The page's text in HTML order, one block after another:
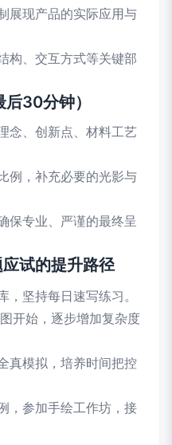
展现产品的实际应用与
构、交互方式等关键部
30分钟）
念、创新点、材料工艺
例，补充必要的光影与
保专业、严谨的最终呈
试的提升路径
，坚持每日速写练习。
开始，逐步增加复杂度
真模拟，培养时间把控
，参加手绘工作坊，接